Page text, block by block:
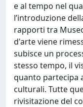
e al tempo nel
l’introduzione
rapporti tra
d'arte viene
subisce un
stesso tempo, il
quanto partecipa
culturali. Tutte
rivisitazione del